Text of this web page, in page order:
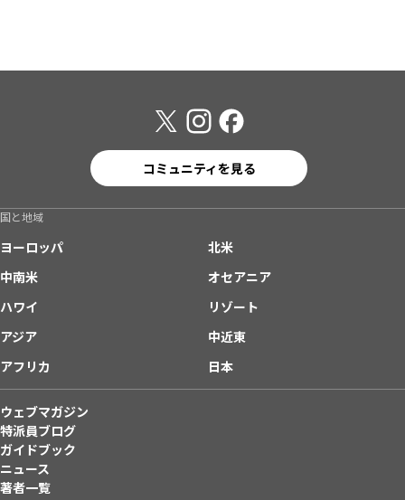
コミュニティを見る
国と地域
ヨーロッパ
北米
中南米
オセアニア
ハワイ
リゾート
アジア
中近東
アフリカ
日本
ウェブマガジン
特派員ブログ
ガイドブック
ニュース
著者一覧